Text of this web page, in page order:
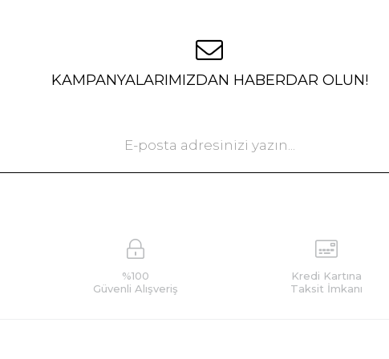
KAMPANYALARIMIZDAN HABERDAR OLUN!
%100
Güvenli Alışveriş
Kredi Kartına
Taksit İmkanı